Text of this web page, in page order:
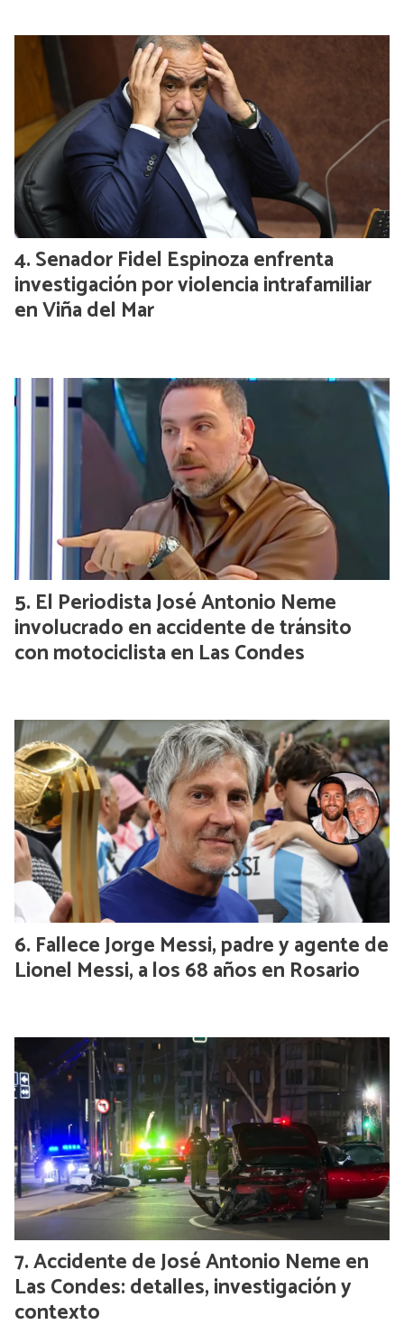
Senador Fidel Espinoza enfrenta
investigación por violencia intrafamiliar
en Viña del Mar
El Periodista José Antonio Neme
involucrado en accidente de tránsito
con motociclista en Las Condes
Fallece Jorge Messi, padre y agente de
Lionel Messi, a los 68 años en Rosario
Accidente de José Antonio Neme en
Las Condes: detalles, investigación y
contexto